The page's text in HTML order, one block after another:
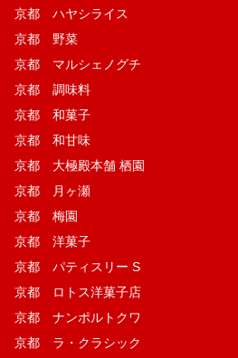
京都 ハヤシライス
京都 野菜
京都 マルシェノグチ
京都 調味料
京都 和菓子
京都 和甘味
京都 大極殿本舗 栖園
京都 月ヶ瀬
京都 梅園
京都 洋菓子
京都 パティスリー S
京都 ロトス洋菓子店
京都 ナンポルトクワ
京都 ラ・クラシック